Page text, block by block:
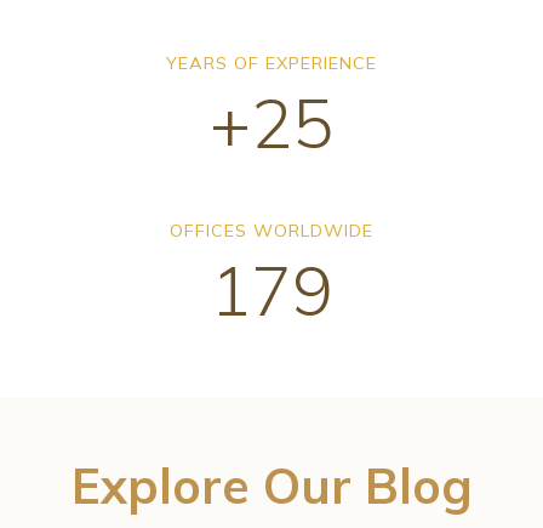
YEARS OF EXPERIENCE
+25
OFFICES WORLDWIDE
179
Explore Our Blog